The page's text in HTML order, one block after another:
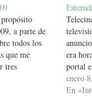
a parte de
todos los
que me
tres
entornos. 1.
2. una
era
portal
todo.
enero
En